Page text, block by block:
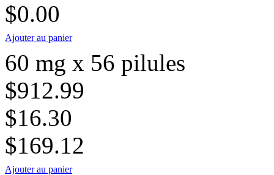
$0.00
Ajouter au panier
60 mg x 56 pilules
$912.99
$16.30
$169.12
Ajouter au panier